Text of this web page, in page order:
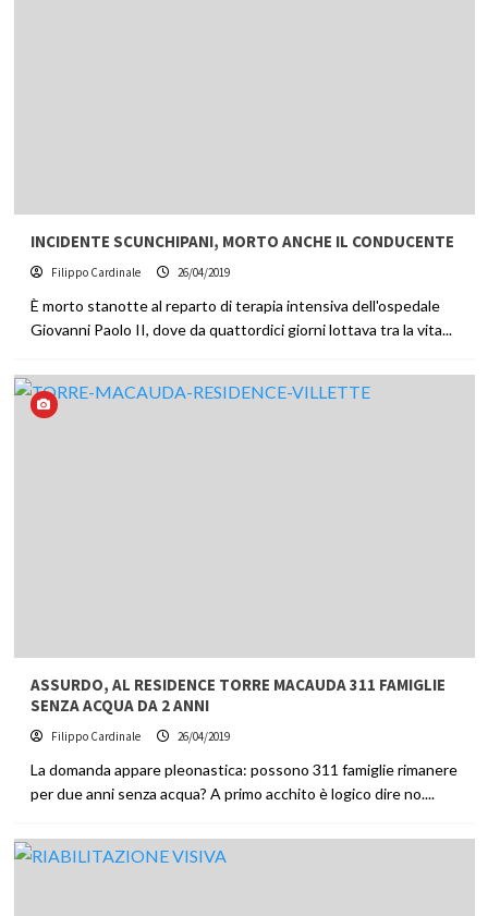
INCIDENTE SCUNCHIPANI, MORTO ANCHE IL CONDUCENTE
Filippo Cardinale 26/04/2019
È morto stanotte al reparto di terapia intensiva dell'ospedale
Giovanni Paolo II, dove da quattordici giorni lottava tra la vita...
ASSURDO, AL RESIDENCE TORRE MACAUDA 311 FAMIGLIE
SENZA ACQUA DA 2 ANNI
Filippo Cardinale 26/04/2019
La domanda appare pleonastica: possono 311 famiglie rimanere
per due anni senza acqua? A primo acchito è logico dire no....